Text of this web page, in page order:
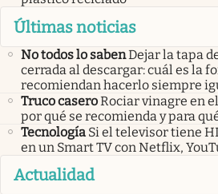
Últimas noticias
No todos lo sabenDejar la tapa
cerrada al descargar: cuál es la
recomiendan hacerlo siempre
Truco caseroRociar vinagre en
por qué se recomienda y para
Tecnología Si el televisor tiene
en un Smart TV con Netflix,
Actualidad